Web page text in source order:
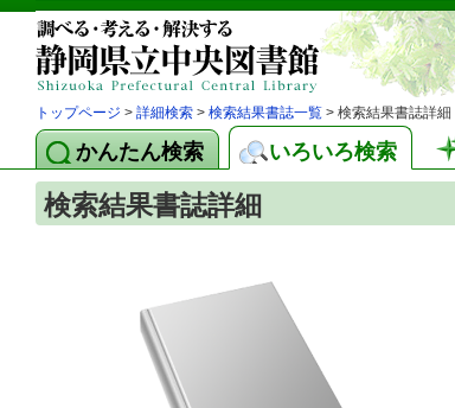
トップページ > 詳細検索 > 検索結果書誌一覧 > 検索結果書誌詳細
かんたん検索 いろいろ検索
検索結果書誌詳細